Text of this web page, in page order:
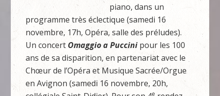
piano, dans un
programme très éclectique (samedi 16
novembre, 17h, Opéra, salle des préludes).
Un concert Omaggio a Puccini pour les 100
ans de sa disparition, en partenariat avec le
Chœur de l’Opéra et Musique Sacrée/Orgue
en Avignon (samedi 16 novembre, 20h,
e